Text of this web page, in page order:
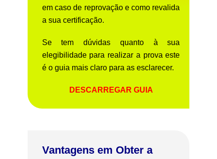
em caso de reprovação e como revalida
a sua certificação.
Se tem dúvidas quanto à sua
elegibilidade para realizar a prova este
é o guia mais claro para as esclarecer.
DESCARREGAR GUIA
Vantagens em Obter a